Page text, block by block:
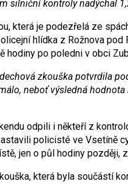
silniční kontroly nadýchal
která je podezřelá ze
hlídka z Rožnova
hodiny po poledni v obci
zkouška potvrdila
neboť výsledná
odpili i někteří z
policisté ve Vsetíně
jen o půl hodiny později,
která byla součástí